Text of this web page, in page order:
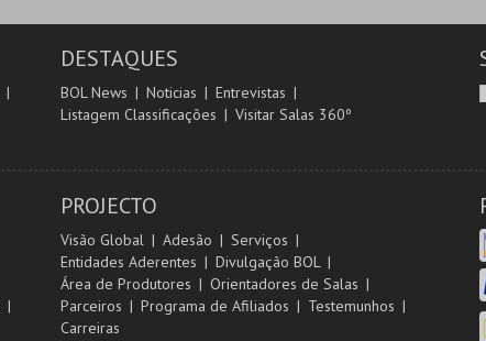
DESTAQUES
BOL News Noticias
Entrevistas
Listagem Classificações
Visitar Salas 360º
PROJECTO
Visão Global Adesão
Serviços
Entidades Aderentes
Divulgação BOL
Área de Produtores
Orientadores de Salas
Parceiros
Programa de Afiliados
Testemunhos
Carreiras